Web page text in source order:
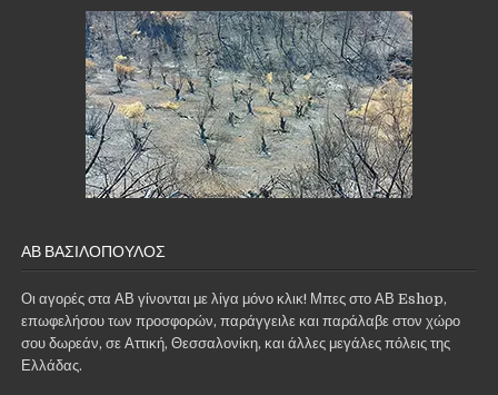
ΑΒ ΒΑΣΙΛΌΠΟΥΛΟΣ
Οι αγορές στα ΑΒ γίνονται με λίγα μόνο κλικ! Μπες στο ΑΒ Eshop,
επωφελήσου των προσφορών, παράγγειλε και παράλαβε στον χώρο
σου δωρεάν, σε Αττική, Θεσσαλονίκη, και άλλες μεγάλες πόλεις της
Ελλάδας.